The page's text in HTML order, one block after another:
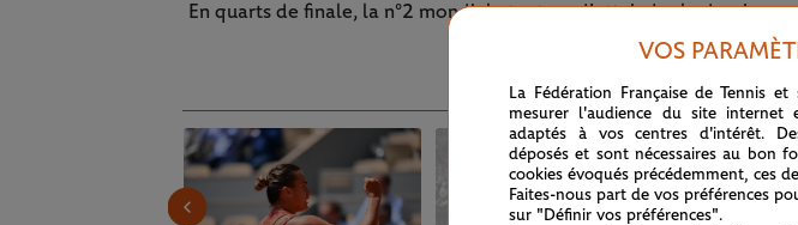
En quarts de finale, la n°2 mondiale tentera d'atteindre le dernier
VOS
La Fédération Française de Tennis
mesurer l'audience du site internet
adaptés à vos centres d'intérêt.
déposés et sont nécessaires au bon
cookies évoqués précédemment, ces
Faites-nous part de vos préférences
sur "Définir vos préférences".